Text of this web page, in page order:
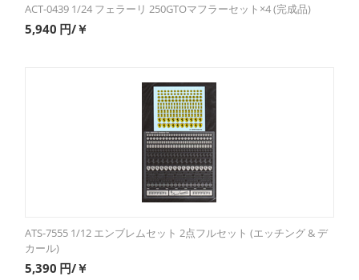
ACT-0439 1/24 フェラーリ 250GTOマフラーセット×4 (完成品)
5,940 円/￥
ATS-7555 1/12 エンブレムセット 2点フルセット (エッチング & デ
カール)
5,390 円/￥